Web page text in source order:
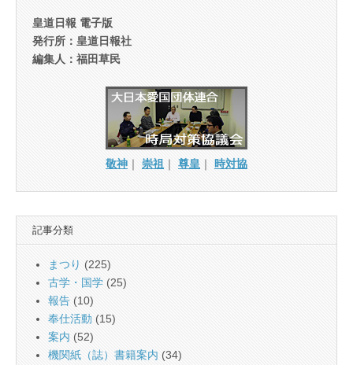
皇道日報 電子版
発行所：皇道日報社
編集人：福田草民
敬神 ｜ 崇祖 ｜ 尊皇 ｜ 時対協
記事分類
まつり (225)
古学・国学 (25)
報告 (10)
奉仕活動 (15)
案内 (52)
機関紙（誌）書籍案内 (34)